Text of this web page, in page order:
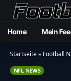
Home Mein
Startseite» Football
NFL NEWS